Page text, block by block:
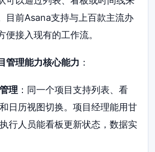
目前Asana支持与上百款主流办
便接入现有的工作流。
管理能力核心能力 ：
理 ：同一个项目支持列表、看
日历视图切换。项目经理能用甘
行人员能看板更新状态，数据实